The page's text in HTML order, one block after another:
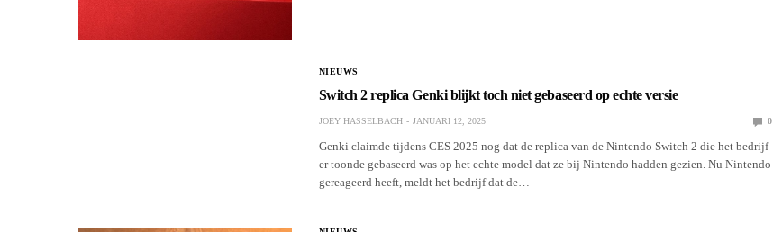
NIEUWS
Switch 2 replica Genki blijkt toch niet gebaseerd op echte versie
JOEY HASSELBACH JANUARI 12, 2025 0
Genki claimde tijdens CES 2025 nog dat de replica van de Nintendo Switch 2 die het bedrijf
er toonde gebaseerd was op het echte model dat ze bij Nintendo hadden gezien. Nu Nintendo
gereageerd heeft, meldt het bedrijf dat de…